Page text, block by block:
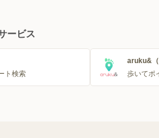
ービス
ト検索
aruku&（
歩いてポ